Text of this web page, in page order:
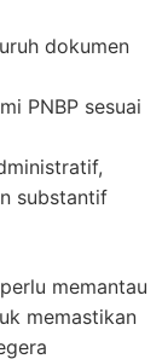
dokumen
PNBP sesuai
substantif
memantau
memastikan